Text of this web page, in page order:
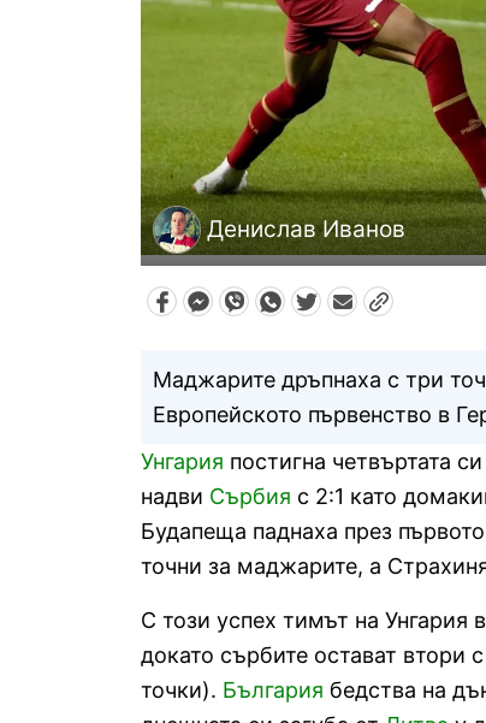
Денислав Иванов
Маджарите дръпнаха с три
Европейското първенство в
Унгария постигна четвъртата
надви Сърбия с 2:1 като
Будапеща паднаха през
точни за маджарите, а
С този успех тимът на Унгария
докато сърбите остават втори
точки). България бедства на